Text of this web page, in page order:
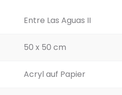
Entre Las Aguas II
50 x 50 cm
Acryl auf Papier